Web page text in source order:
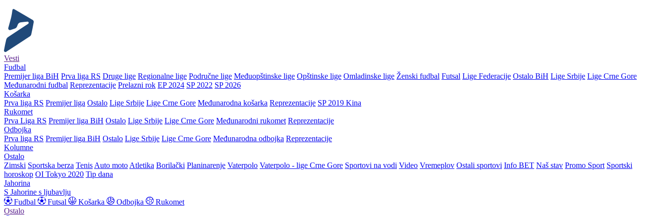
Vesti
Fudbal
Premijer liga BiH Prva liga RS Druge lige Regionalne lige Područne lige Međuopštinske lige Opštinske lige Omladinske lige Ženski fudbal Futsal Lige Federacije Ostalo BiH Lige Srbije Lige Crne Gore
Međunarodni fudbal Reprezentacije Prelazni rok EP 2024 SP 2022 SP 2026
Košarka
Prva liga RS Premijer liga Ostalo Lige Srbije Lige Crne Gore Međunarodna košarka Reprezentacije SP 2019 Kina
Rukomet
Prva Liga RS Premijer liga BiH Ostalo Lige Srbije Lige Crne Gore Međunarodni rukomet Reprezentacije
Odbojka
Prva liga RS Premijer liga BiH Ostalo Lige Srbije Lige Crne Gore Međunarodna odbojka Reprezentacije
Kolumne
Ostalo
Zimski Sportska berza Tenis Auto moto Atletika Borilački Planinarenje Vaterpolo Vaterpolo - lige Crne Gore Sportovi na vodi Video Vremeplov Ostali sportovi Info BET Naš stav Promo Sport Sportski
horoskop OI Tokyo 2020 Tip dana
Jahorina
S Jahorine s ljubavlju
Fudbal
Futsal Košarka Odbojka
Rukomet
Ostalo